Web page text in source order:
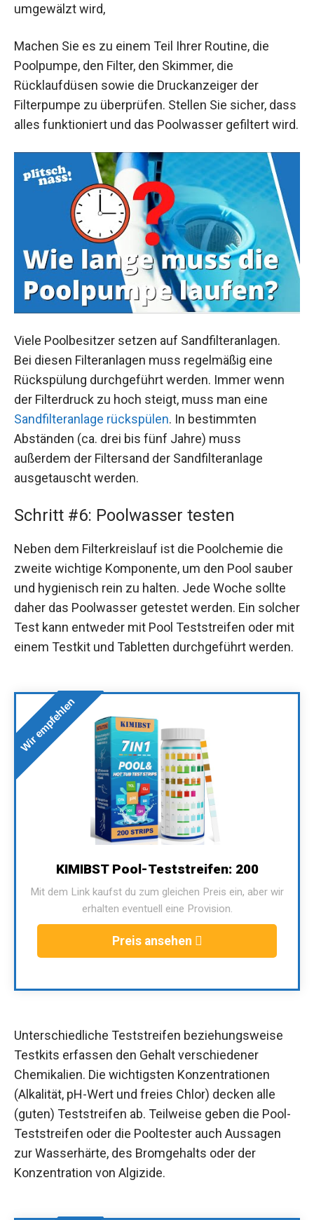
umgewälzt wird,
Machen Sie es zu einem Teil Ihrer Routine, die
Poolpumpe, den Filter, den Skimmer, die
Rücklaufdüsen sowie die Druckanzeiger der
Filterpumpe zu überprüfen. Stellen Sie sicher, dass
alles funktioniert und das Poolwasser gefiltert wird.
Viele Poolbesitzer setzen auf Sandfilteranlagen.
Bei diesen Filteranlagen muss regelmäßig eine
Rückspülung durchgeführt werden. Immer wenn
der Filterdruck zu hoch steigt, muss man eine
Sandfilteranlage rückspülen. In bestimmten
Abständen (ca. drei bis fünf Jahre) muss
außerdem der Filtersand der Sandfilteranlage
ausgetauscht werden.
Schritt #6: Poolwasser testen
Neben dem Filterkreislauf ist die Poolchemie die
zweite wichtige Komponente, um den Pool sauber
und hygienisch rein zu halten. Jede Woche sollte
daher das Poolwasser getestet werden. Ein solcher
Test kann entweder mit Pool Teststreifen oder mit
einem Testkit und Tabletten durchgeführt werden.
Wir empfehlen
KIMIBST Pool-Teststreifen: 200
Mit dem Link kaufst du zum gleichen Preis ein, aber wir
erhalten eventuell eine Provision.
Preis ansehen
Unterschiedliche Teststreifen beziehungsweise
Testkits erfassen den Gehalt verschiedener
Chemikalien. Die wichtigsten Konzentrationen
(Alkalität, pH-Wert und freies Chlor) decken alle
(guten) Teststreifen ab. Teilweise geben die Pool-
Teststreifen oder die Pooltester auch Aussagen
zur Wasserhärte, des Bromgehalts oder der
Konzentration von Algizide.